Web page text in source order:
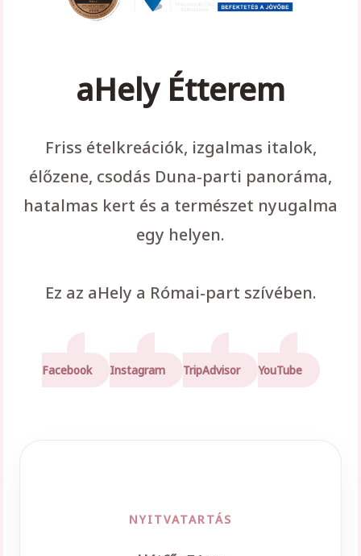
aHely Étterem
Friss ételkreációk, izgalmas italok,
élőzene, csodás Duna-parti panoráma,
hatalmas kert és a természet nyugalma
egy helyen.
Ez az aHely a Római-part szívében.
Facebook Instagram TripAdvisor YouTube
NYITVATARTÁS